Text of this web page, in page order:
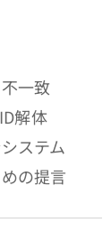
一致
解体
ステム
の提言